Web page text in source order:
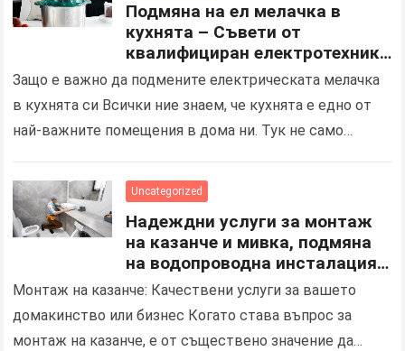
Подмяна на ел мелачка в
кухнята – Съвети от
квалифициран електротехник
за безопасен електро монтаж
Защо е важно да подмените електрическата мелачка
в кухнята си Всички ние знаем, че кухнята е едно от
най-важните помещения в дома ни. Тук не само
Uncategorized
Надеждни услуги за монтаж
на казанче и мивка, подмяна
на водопроводна инсталация
за дома и бизнеса в Шумен
Монтаж на казанче: Качествени услуги за вашето
домакинство или бизнес Когато става въпрос за
монтаж на казанче, е от съществено значение да